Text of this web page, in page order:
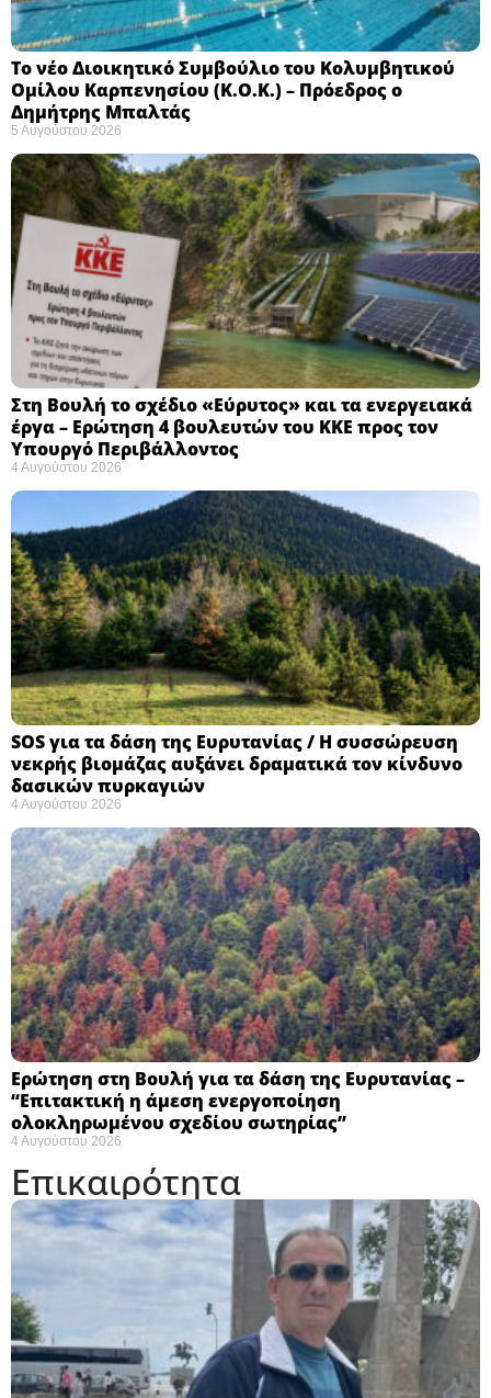
Το νέο Διοικητικό Συμβούλιο του Κολυμβητικού
Ομίλου Καρπενησίου (Κ.Ο.Κ.) – Πρόεδρος ο
Δημήτρης Μπαλτάς
5 Αυγούστου 2026
Στη Βουλή το σχέδιο «Εύρυτος» και τα ενεργειακά
έργα – Ερώτηση 4 βουλευτών του ΚΚΕ προς τον
Υπουργό Περιβάλλοντος
4 Αυγούστου 2026
SOS για τα δάση της Ευρυτανίας / Η συσσώρευση
νεκρής βιομάζας αυξάνει δραματικά τον κίνδυνο
δασικών πυρκαγιών
4 Αυγούστου 2026
Ερώτηση στη Βουλή για τα δάση της Ευρυτανίας –
“Eπιτακτική η άμεση ενεργοποίηση
ολοκληρωμένου σχεδίου σωτηρίας”
4 Αυγούστου 2026
Επικαιρότητα